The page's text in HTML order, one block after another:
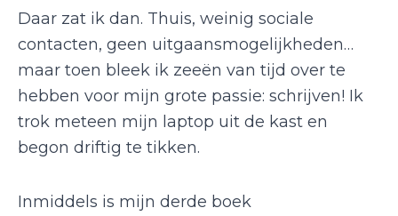
Daar zat ik dan. Thuis, weinig sociale
contacten, geen uitgaansmogelijkheden…
maar toen bleek ik zeeën van tijd over te
hebben voor mijn grote passie: schrijven! Ik
trok meteen mijn laptop uit de kast en
begon driftig te tikken.
Inmiddels is mijn derde boek